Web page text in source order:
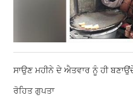
ਸਾਉਣ ਮਹੀਨੇ ਦੇ ਐਤਵਾਰ ਨੂੰ ਹੀ
ਰੋਹਿਤ ਗੁਪਤਾ